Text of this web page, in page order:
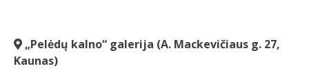
„Pelėdų kalno“ galerija (A. Mackevičiaus g. 27,
Kaunas)